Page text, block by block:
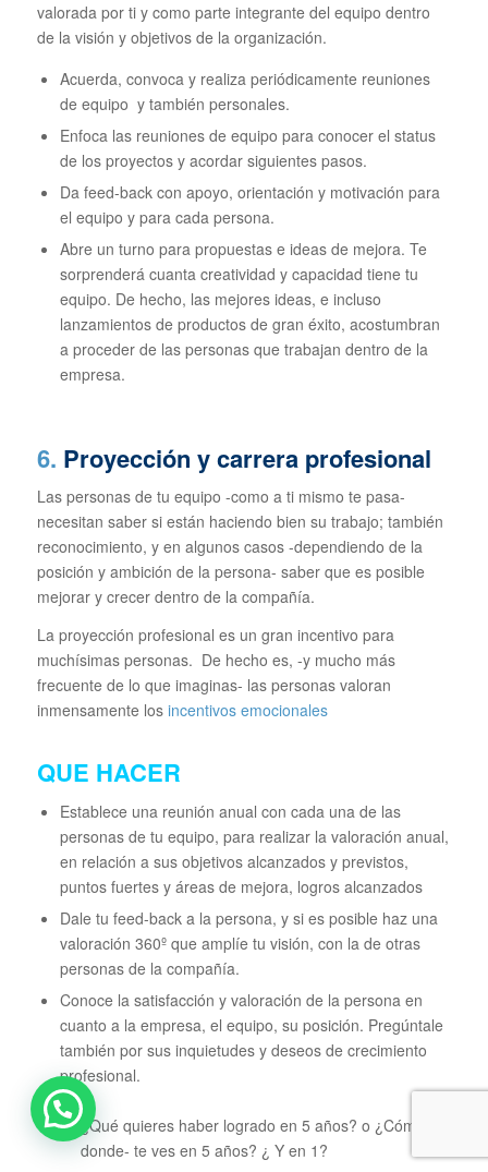
valorada por ti y como parte integrante del equipo dentro
de la visión y objetivos de la organización.
Acuerda, convoca y realiza periódicamente reuniones
de equipo y también personales.
Enfoca las reuniones de equipo para conocer el status
de los proyectos y acordar siguientes pasos.
Da feed-back con apoyo, orientación y motivación para
el equipo y para cada persona.
Abre un turno para propuestas e ideas de mejora. Te
sorprenderá cuanta creatividad y capacidad tiene tu
equipo. De hecho, las mejores ideas, e incluso
lanzamientos de productos de gran éxito, acostumbran
a proceder de las personas que trabajan dentro de la
empresa.
6. Proyección y carrera profesional
Las personas de tu equipo -como a ti mismo te pasa-
necesitan saber si están haciendo bien su trabajo; también
reconocimiento, y en algunos casos -dependiendo de la
posición y ambición de la persona- saber que es posible
mejorar y crecer dentro de la compañía.
La proyección profesional es un gran incentivo para
muchísimas personas. De hecho es, -y mucho más
frecuente de lo que imaginas- las personas valoran
inmensamente losincentivos emocionales
QUE HACER
Establece una reunión anual con cada una de las
personas de tu equipo, para realizar la valoración anual,
en relación a sus objetivos alcanzados y previstos,
puntos fuertes y áreas de mejora, logros alcanzados
Dale tu feed-back a la persona, y si es posible haz una
valoración 360º que amplíe tu visión, con la de otras
personas de la compañía.
Conoce la satisfacción y valoración de la persona en
cuanto a la empresa, el equipo, su posición. Pregúntale
también por sus inquietudes y deseos de crecimiento
profesional.
¿Qué quieres haber logrado en 5 años? o ¿Cómo -o
donde- te ves en 5 años? ¿ Y en 1?